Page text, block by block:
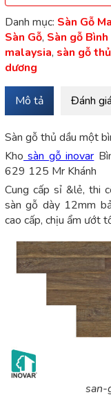
Danh mục: Sàn Gỗ
Sàn Gỗ, Sàn gỗ
malaysia, sàn gỗ
dương
Mô tả Đánh
Sàn gỗ thủ dầu một
Kho sàn gỗ inovar
629 125 Mr Khánh
Cung cấp sỉ &lẻ, thi
sàn gỗ dày 12mm
cao cấp, chịu ẩm ướt